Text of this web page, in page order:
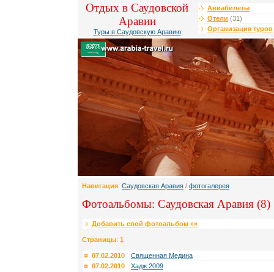
Отдых в Саудовской
Аравии
Туры в Саудовскую Аравию
Авиабилеты
Отели (31)
Организация туров
Навигация: Саудовская Аравия / фотогалерея
Фотоальбомы: Саудовская Аравия (8)
Добавить свой фотоальбом »»
Страницы: 1
07.02.2010
Священная Медина
07.02.2010
Хадж 2009